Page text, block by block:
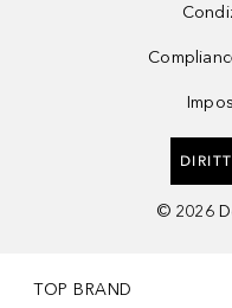
© 2026
TOP BRAND